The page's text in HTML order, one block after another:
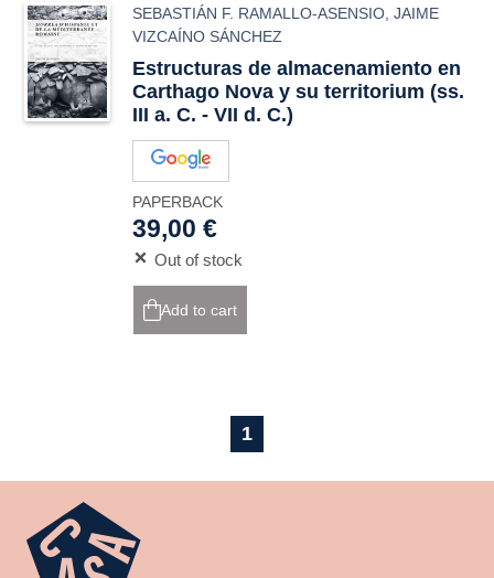
SEBASTIÁN F. RAMALLO-ASENSIO ,JAIME
VIZCAÍNO SÁNCHEZ
Estructuras de almacenamiento en
Carthago Nova y suterritorium (ss.
III a. C. - VII d. C.)
PAPERBACK
39,00 €
Out of stock
Add to cart
1